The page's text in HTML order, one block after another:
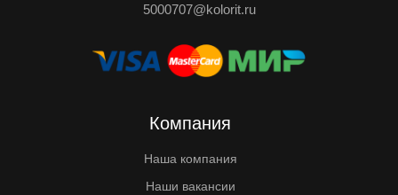
5000707@kolorit.ru
Компания
Наша компания
Наши вакансии